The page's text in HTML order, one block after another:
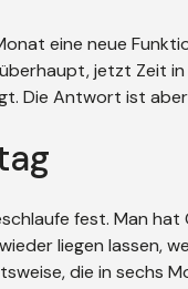
eine neue
jetzt Zeit
Die Antwort ist
fest. Man
liegen lassen,
die in sechs